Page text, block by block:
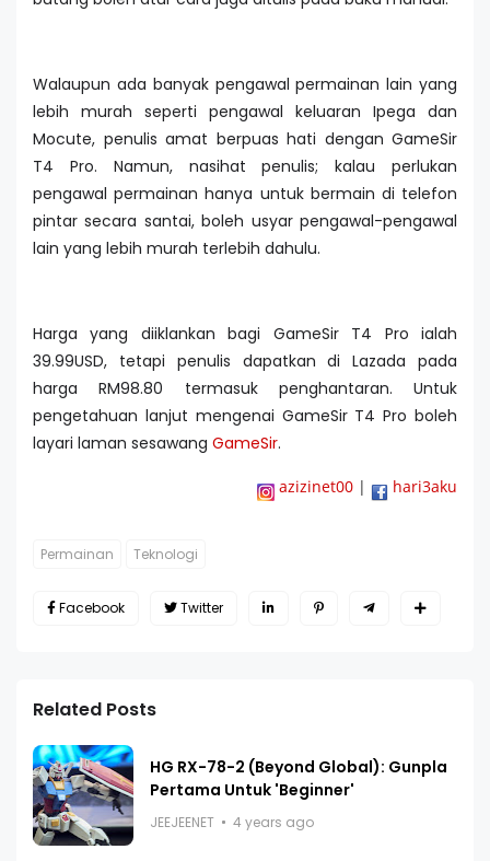
Walaupun ada banyak pengawal permainan lain yang
lebih murah seperti pengawal keluaran Ipega dan
Mocute, penulis amat berpuas hati dengan GameSir
T4 Pro. Namun, nasihat penulis; kalau perlukan
pengawal permainan hanya untuk bermain di telefon
pintar secara santai, boleh usyar pengawal-pengawal
lain yang lebih murah terlebih dahulu.
Harga yang diiklankan bagi GameSir T4 Pro ialah
39.99USD, tetapi penulis dapatkan di Lazada pada
harga RM98.80 termasuk penghantaran. Untuk
pengetahuan lanjut mengenai GameSir T4 Pro boleh
layari laman sesawang GameSir.
azizinet00 | hari3aku
Permainan Teknologi
Facebook Twitter
Related Posts
HG RX-78-2 (Beyond Global): Gunpla
Pertama Untuk 'Beginner'
JEEJEENET 4 years ago